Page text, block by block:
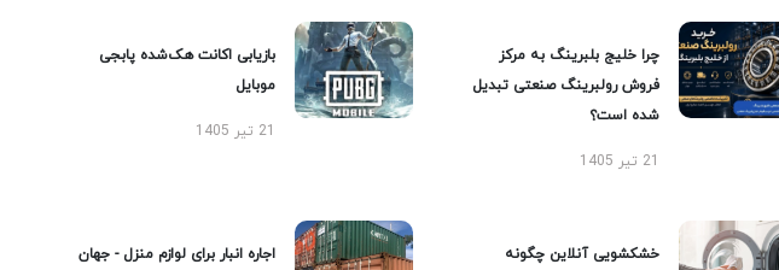
چرا خلیج بلبرینگ به مرکز
فروش رولبرینگ صنعتی تبدیل
شده است؟
21 تیر 1405
بازیابی اکانت هک‌شده پابجی
موبایل
21 تیر 1405
خشکشویی آنلاین چگونه
اجاره انبار برای لوازم منزل - جهان